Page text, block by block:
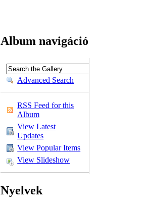
Album navigáció
Advanced Search
RSS Feed for this
Album
View Latest
Updates
View Popular Items
View Slideshow
Nyelvek